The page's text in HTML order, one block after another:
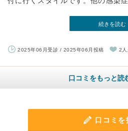
続きを読む
2025年06月受診 / 2025年06月投稿 2人
口コミをもっと読
口コミを